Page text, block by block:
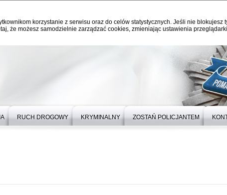
korzystanie z serwisu oraz do celów statystycznych. Jeśli nie blokujesz
że możesz samodzielnie zarządzać cookies, zmieniając ustawienia
RUCH DROGOWY KRYMINALNY ZOSTAŃ POLICJANTEM